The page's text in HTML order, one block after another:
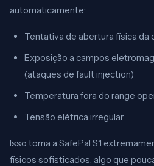
automaticamente:
Tentativa de abertura física da
Exposição a campos
(ataques de fault injection)
Temperatura fora do range
Tensão elétrica irregular
Isso torna a SafePal S1
físicos sofisticados, algo que